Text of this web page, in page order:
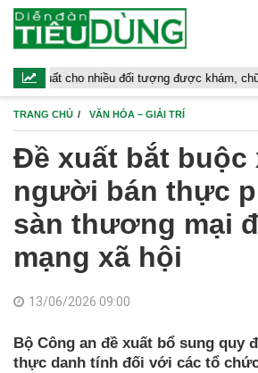
nhiều đối tượng được khám, chữa bệnh tại
TRANG CHỦ VĂN HÓA – GIẢI TRÍ
Đề xuất bắt buộc
người bán thực
sàn thương mại
mạng xã hội
13/06/2026 09:00
Bộ Công an đề xuất bổ sung quy
thực danh tính đối với các tổ